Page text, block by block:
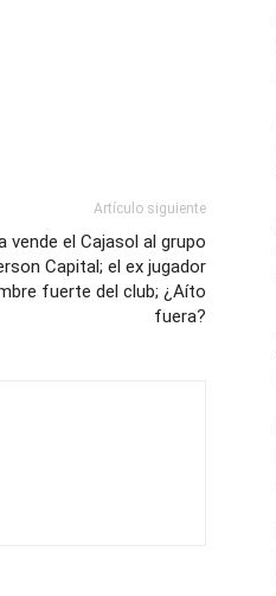
Artículo siguiente
vende el Cajasol al grupo
Capital; el ex jugador
fuerte del club; ¿Aíto
fuera?